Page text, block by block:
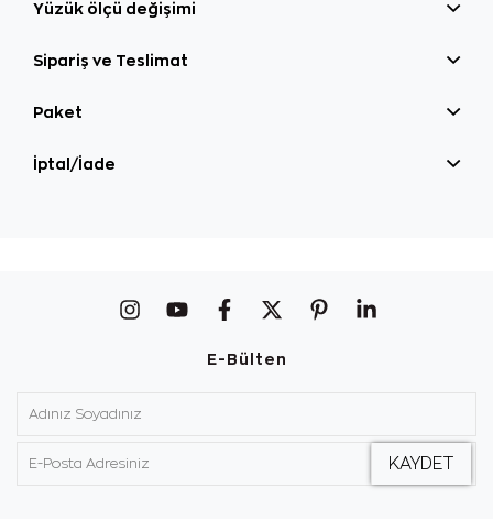
Yüzük ölçü değişimi
Sipariş ve Teslimat
Paket
İptal/İade
E-Bülten